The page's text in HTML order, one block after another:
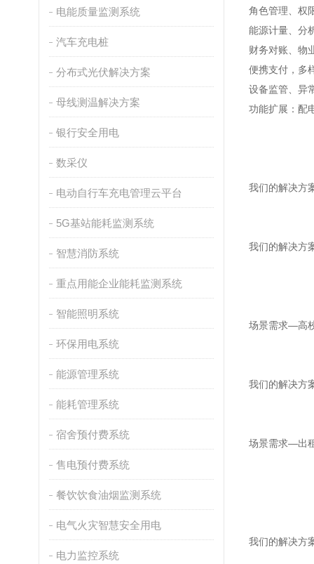
电能质量监测系统
汽车充电桩
分布式光伏解决方案
母线测温解决方案
银行安全用电
数采仪
电动自行车充电管理云平台
5G基站能耗监测系统
智慧消防系统
重点用能企业能耗监测系统
智能照明系统
环保用电系统
能源管理系统
能耗管理系统
宿舍预付费系统
售电预付费系统
餐饮饮食油烟监测系统
电气火灾智慧安全用电
电力监控系统
角色管理、权
能源计量、分
财务对账、物
便携支付，多
设备监管、异
功能扩展：配
我们的解决方
我们的解决方
场景需求—高
我们的解决方
场景需求—出
我们的解决方